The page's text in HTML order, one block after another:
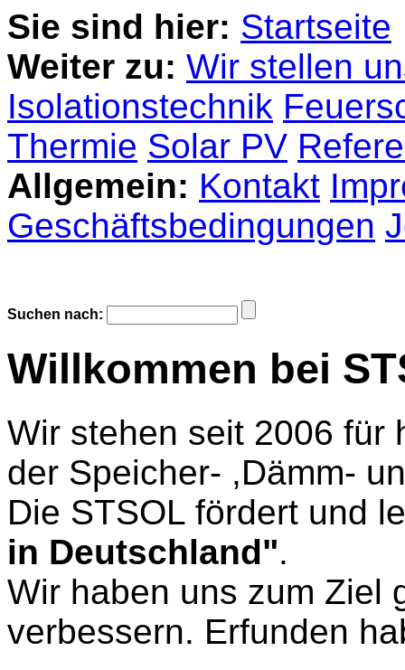
Sie sind hier: Startseite
Weiter zu: Wir stellen
Isolationstechnik
Thermie Solar PV
Allgemein: Kontakt
Geschäftsbedingungen
Suchen nach:
Willkommen bei
Wir stehen seit 2006 für
der Speicher- ,Dämm-
Die STSOL fördert und
in Deutschland".
Wir haben uns zum Ziel
verbessern. Erfunden